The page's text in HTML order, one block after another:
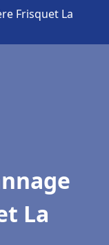
Frisquet La
La